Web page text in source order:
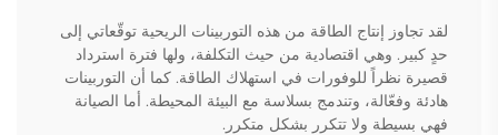
لقد تجاوز إنتاج الطاقة من هذه التوربينات الريحية توقّعاتي إلى
حدٍ كبير. وهي اقتصادية من حيث التكلفة، ولها فترة استرداد
قصيرة نظراً للوفورات في استهلاك الطاقة. كما أن التوربينات
هادئة وفعّالة، وتندمج بسلاسة مع البيئة المحيطة. أما الصيانة
فهي بسيطة ولا تتكرر بشكل متكرر.